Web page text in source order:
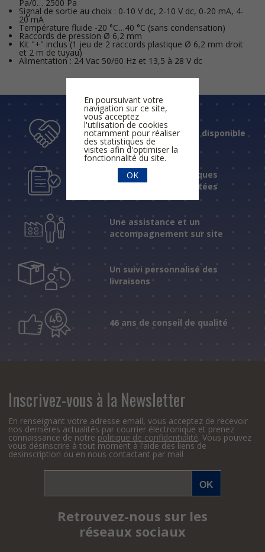
Pa/0… 2500 Pa
Signal de sortie au choix : 0-10 V dc, 2-10 V dc, 0-20 mA, 4-
20 mA
Température fluide -20 °C…40 °C (sans condensation)
Raccords de pression Ø 6,2 mm
Kit "+" inclus (1 jeu de 2 raccords plastique Ø 6,2 mm droit
et 2 m de tuyau)
Alimentation : 24 Vac 50/60 Hz et 13,5 à 28 V dc
Un accueil humain et disponible
Des réponses techniques
fiables et expérimentées
Une assistance et un
accompagnement sur site
Un suivi personnalisé des
livraisons
46 ans de conseil de qualité
Inscrivez-vous à la Newsletter
En renseignant votre adresse email, vous acceptez de recevoir
nos dernières actualités par courrier électronique et prenez
connaissance de notre politique de confidentialité. Vous pouvez
vous désinscrire à tout moment à l’aide des liens de
desinscription ou en nous contactant par mail
Retrouvez-nous sur les
réseaux sociaux
En poursuivant votre
navigation sur ce site,
vous acceptez
l'utilisation de cookies
notamment pour réaliser
des statistiques de
visites afin d'optimiser la
fonctionnalité du site.
OK